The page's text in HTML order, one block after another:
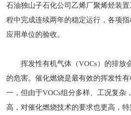
石油独山子石化公司乙烯厂聚烯烃装
程中完成连续两年的稳定运行，各项
应用单位的验收。
挥发性有机气体（VOCs）的排放
的危害。催化燃烧是最有效的挥发性
一，但由于VOCs组分多样、工况复杂
高，对催化燃烧技术的要求也更高，